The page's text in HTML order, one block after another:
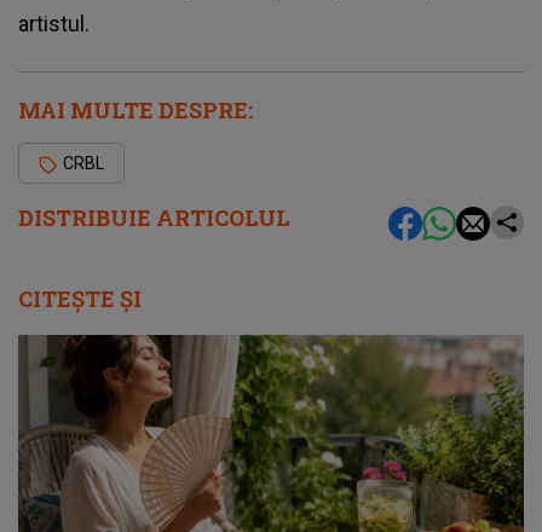
DISTRIBUIE ARTICOLUL
artistul.
MAI MULTE DESPRE:
CRBL
CITEȘTE ȘI